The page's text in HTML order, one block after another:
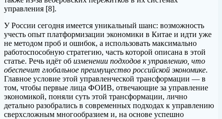
управления [8].
У России сегодня имеется уникальный шанс: возможность
учесть опыт платформизации экономики в Китае и идти уже
не методом проб и ошибок, а использовать максимально
работоспособную стратегию, часть которой описана в этой
статье. Речь идёт об изменении подходов к управлению, что
обеспечит глобальное преимущество российской экономике.
Главное условие этой управленческой трансформации — в
том, чтобы первые лица ФОИВ, отвечающие за управление
экономикой, поняли суть этой трансформации, лично
детально разобрались в современных подходах к управлению
сверхсложным многообразием и, на основе успешно